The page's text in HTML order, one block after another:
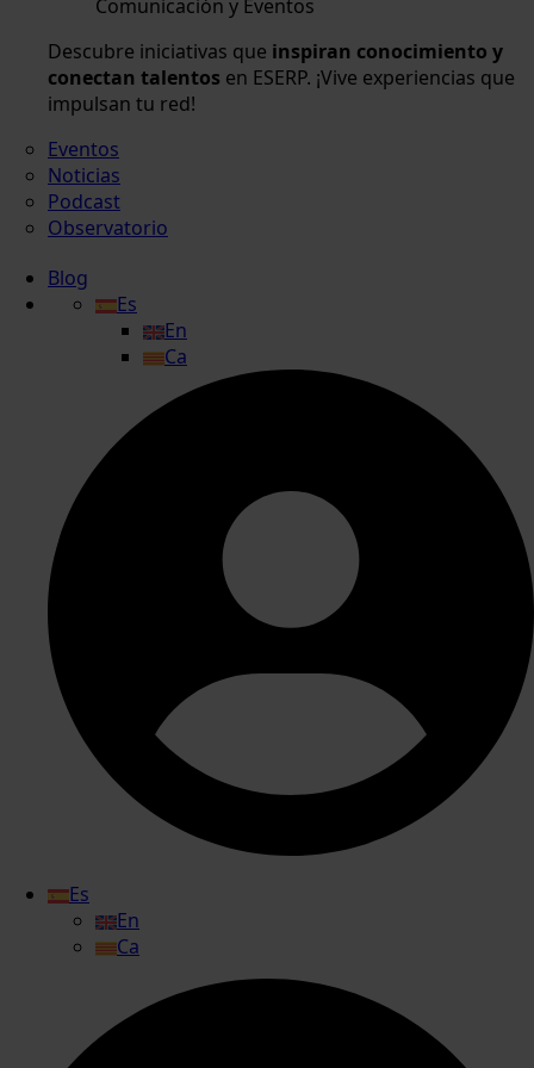
Comunicación y Eventos
Descubre iniciativas que inspiran conocimiento y
conectan talentos en ESERP. ¡Vive experiencias que
impulsan tu red!
Eventos
Noticias
Podcast
Observatorio
Blog
Es
En
Ca
Es
En
Ca